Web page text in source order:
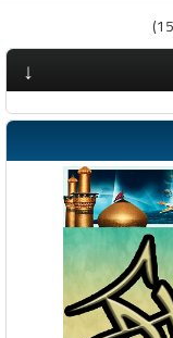
↓